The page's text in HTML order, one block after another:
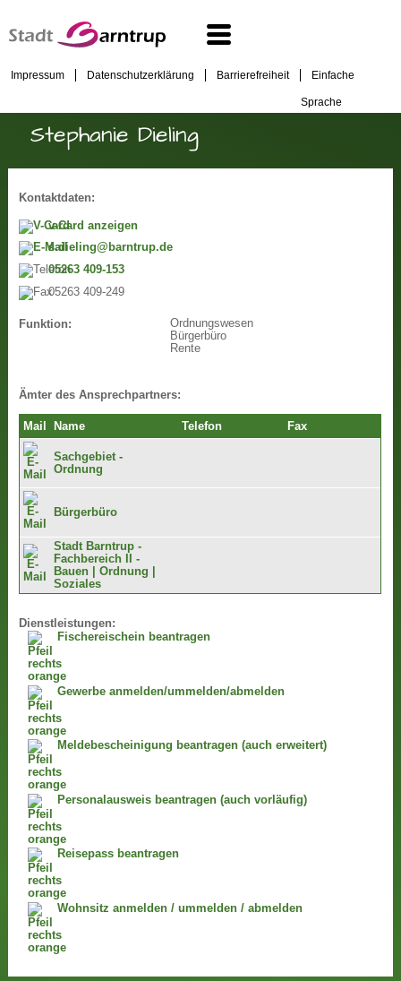
Impressum Datenschutzerklärung Barrierefreiheit Einfache
Sprache
Stephanie Dieling
Kontaktdaten:
v-Card anzeigen
s.dieling@barntrup.de
05263 409-153
05263 409-249
Funktion:
Ordnungswesen
Bürgerbüro
Rente
Ämter des Ansprechpartners:
Mail Name Telefon Fax
Sachgebiet -
Ordnung
Bürgerbüro
Stadt Barntrup -
Fachbereich II -
Bauen | Ordnung |
Soziales
Dienstleistungen:
Fischereischein beantragen
Gewerbe anmelden/ummelden/abmelden
Meldebescheinigung beantragen (auch erweitert)
Personalausweis beantragen (auch vorläufig)
Reisepass beantragen
Wohnsitz anmelden / ummelden / abmelden